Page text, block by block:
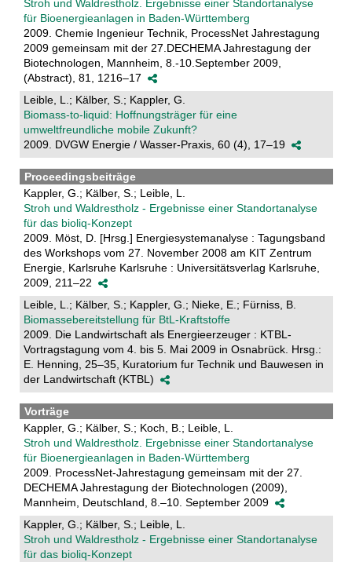
Stroh und Waldrestholz. Ergebnisse einer Standortanalyse
für Bioenergieanlagen in Baden-Württemberg
2009. Chemie Ingenieur Technik, ProcessNet Jahrestagung
2009 gemeinsam mit der 27.DECHEMA Jahrestagung der
Biotechnologen, Mannheim, 8.-10.September 2009,
(Abstract), 81, 1216–17
Leible, L.; Kälber, S.; Kappler, G.
Biomass-to-liquid: Hoffnungsträger für eine
umweltfreundliche mobile Zukunft?
2009. DVGW Energie / Wasser-Praxis, 60 (4), 17–19
Proceedingsbeiträge
Kappler, G.; Kälber, S.; Leible, L.
Stroh und Waldrestholz - Ergebnisse einer Standortanalyse
für das bioliq-Konzept
2009. Möst, D. [Hrsg.] Energiesystemanalyse : Tagungsband
des Workshops vom 27. November 2008 am KIT Zentrum
Energie, Karlsruhe Karlsruhe : Universitätsverlag Karlsruhe,
2009, 211–22
Leible, L.; Kälber, S.; Kappler, G.; Nieke, E.; Fürniss, B.
Biomassebereitstellung für BtL-Kraftstoffe
2009. Die Landwirtschaft als Energieerzeuger : KTBL-
Vortragstagung vom 4. bis 5. Mai 2009 in Osnabrück. Hrsg.:
E. Henning, 25–35, Kuratorium fur Technik und Bauwesen in
der Landwirtschaft (KTBL)
Vorträge
Kappler, G.; Kälber, S.; Koch, B.; Leible, L.
Stroh und Waldrestholz. Ergebnisse einer Standortanalyse
für Bioenergieanlagen in Baden-Württemberg
2009. ProcessNet-Jahrestagung gemeinsam mit der 27.
DECHEMA Jahrestagung der Biotechnologen (2009),
Mannheim, Deutschland, 8.–10. September 2009
Kappler, G.; Kälber, S.; Leible, L.
Stroh und Waldrestholz - Ergebnisse einer Standortanalyse
für das bioliq-Konzept